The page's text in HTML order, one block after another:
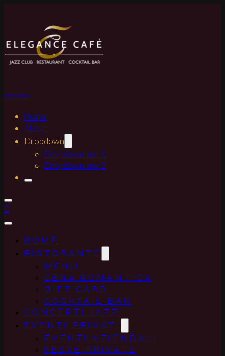
PRENOTA
Home
About
Dropdown
Dropdown link 1
Dropdown link 2
0
HOME
RISTORANTE
MENU
CENA ROMANTICA
GIFT CARD
COCKTAIL BAR
CONCERTI JAZZ
EVENTI PRIVATI
EVENTI AZIENDALI
FESTE PRIVATE